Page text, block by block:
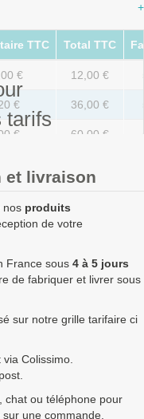
+
tarifs
TTC Total TTC
€ 12,00 €
€ 36,00 €
€ 60,00 €
€ 252,00 €
€ 930,00 €
€
€ 3 900,00 €
et livraison
nos produits
de votre
France sous 4 à 5 jours
de fabriquer et livrer sous
sur notre grille tarifaire ci
Colissimo.
chat ou téléphone pour
sur une commande.